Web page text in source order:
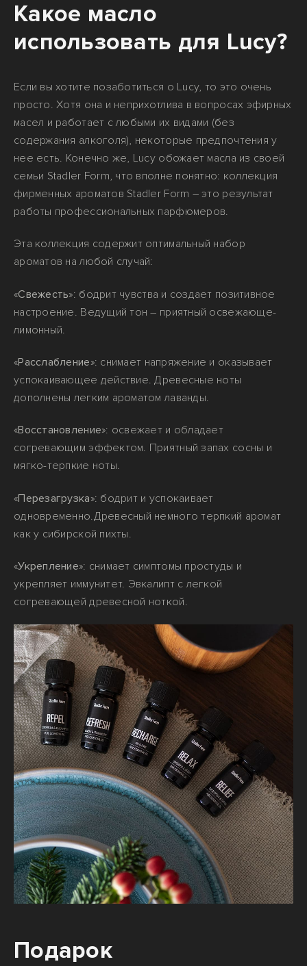
Какое масло
использовать для Lucy?
Если вы хотите позаботиться о Lucy, то это очень
просто. Хотя она и неприхотлива в вопросах эфирных
масел и работает с любыми их видами (без
содержания алкоголя), некоторые предпочтения у
нее есть. Конечно же, Lucy обожает масла из своей
семьи Stadler Form, что вполне понятно: коллекция
фирменных ароматов Stadler Form – это результат
работы профессиональных парфюмеров.
Эта коллекция содержит оптимальный набор
ароматов на любой случай:
«Свежесть»: бодрит чувства и создает позитивное
настроение. Ведущий тон – приятный освежающе-
лимонный.
«Расслабление»: снимает напряжение и оказывает
успокаивающее действие. Древесные ноты
дополнены легким ароматом лаванды.
«Восстановление»: освежает и обладает
согревающим эффектом. Приятный запах сосны и
мягко-терпкие ноты.
«Перезагрузка»: бодрит и успокаивает
одновременно.Древесный немного терпкий аромат
как у сибирской пихты.
«Укрепление»: снимает симптомы простуды и
укрепляет иммунитет. Эвкалипт с легкой
согревающей древесной ноткой.
Подарок